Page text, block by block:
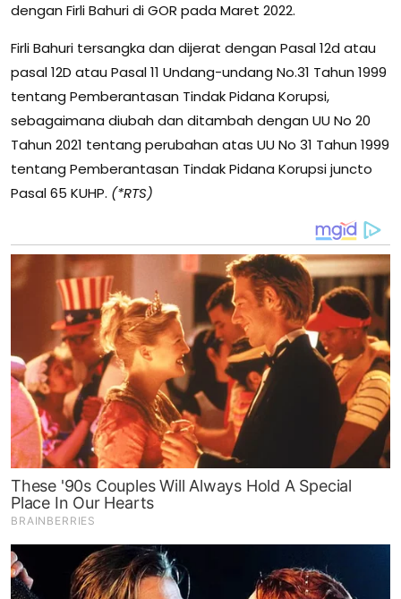
dengan Firli Bahuri di GOR pada Maret 2022.
Firli Bahuri tersangka dan dijerat dengan Pasal 12d atau
pasal 12D atau Pasal 11 Undang-undang No.31 Tahun 1999
tentang Pemberantasan Tindak Pidana Korupsi,
sebagaimana diubah dan ditambah dengan UU No 20
Tahun 2021 tentang perubahan atas UU No 31 Tahun 1999
tentang Pemberantasan Tindak Pidana Korupsi juncto
Pasal 65 KUHP. (*RTS)